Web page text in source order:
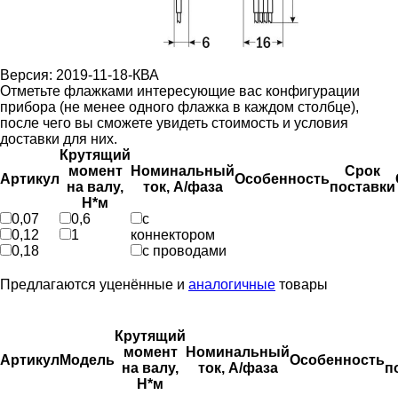
Версия: 2019-11-18-КВА
Отметьте флажками интересующие вас конфигурации
прибора (не менее одного флажка в каждом столбце),
после чего вы сможете увидеть стоимость и условия
доставки для них.
Артикул
Крутящий
момент
на валу,
Н*м
Номинальный
ток, А/фаза
Особенность
Срок
поставки
0,07
0,12
0,18
0,6
1
с
коннектором
с проводами
Предлагаются уценённые и аналогичные товары
Артикул Модель
Крутящий
момент
на валу,
Н*м
Номинальный
ток, А/фаза
Особенность